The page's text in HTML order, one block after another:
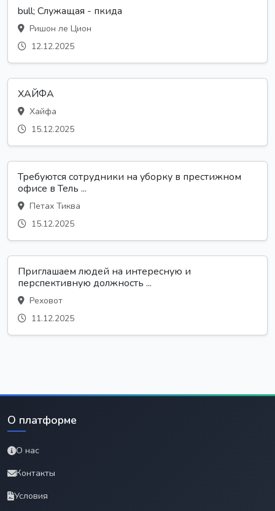
bull; Служащая - пкида
Ришон ле Цион
12.12.2025
ХАЙФА
Хайфа
15.12.2025
Требуются сотрудники на уборку в престижном
офисе в Тель ...
Петах Тиква
15.12.2025
Приглашаем людей на интересную и
перспективную должность ...
Реховот
11.12.2025
О платформе
О нас
Контакты
Условия